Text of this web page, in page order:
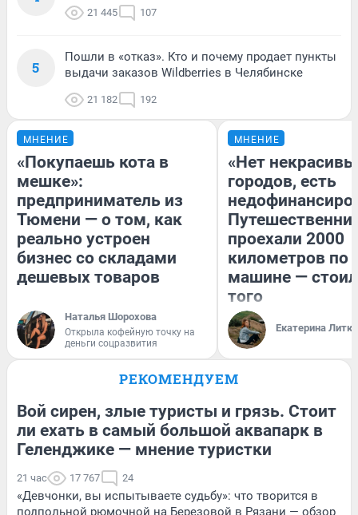
21 445 107
5
Пошли в «отказ». Кто и почему продает пункты
выдачи заказов Wildberries в Челябинске
21 182 192
МНЕНИЕ
«Покупаешь кота в
мешке»:
предприниматель из
Тюмени — о том, как
реально устроен
бизнес со складами
дешевых товаров
Наталья Шорохова
Открыла кофейную точку на
деньги соцразвития
МНЕНИЕ
«Нет
городов, есть
проехали 2000
километров по
машине —
того
Екатерина
РЕКОМЕНДУЕМ
Вой сирен, злые туристы и грязь. Стоит
ли ехать в самый большой аквапарк в
Геленджике — мнение туристки
21 час 17 767 24
«Девчонки, вы испытываете судьбу»: что творится в
подпольной рюмочной на Березовой в Рязани — обзор